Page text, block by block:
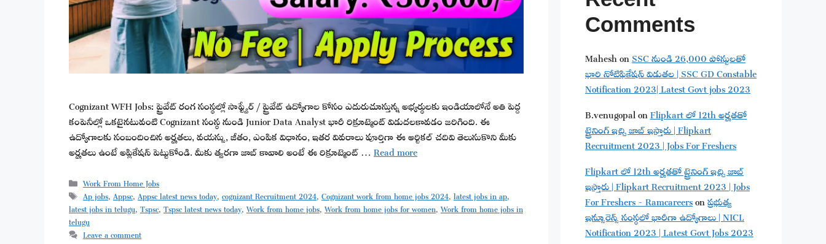
Cognizant WFH Jobs: ప్రైవేట్ రంగ సంస్థల్లో సాఫ్ట్వేర్ / ప్రైవేట్ ఉద్యోగాల కోసం ఎదురుచూస్తున్న అభ్యర్థులకు ఇండియాలోనే అతి పెద్ద
కంపెనీల్లో ఒకటైనటువంటి Cognizant సంస్థ నుండి Junior Data Analyst భారీ రిక్రూట్మెంట్ విడుదలకావడం జరిగింది. ఈ
ఉద్యోగాలకు సంబందించిన అర్హతలు, వయస్సు, జీతం, ఎంపిక విధానం, ఇతర వివరాలు పూర్తిగా ఈ ఆర్టికల్ చదివి తెలుసుకొని మీకు
అర్హతలు ఉంటే అప్లికేషన్ పెట్టుకోండి. మీకు త్వరగా జాబ్ కావాలి అంటే ఈ రిక్రూట్మెంట్ …Read more
Categories
Work From Home Jobs
Tags
Ap jobs,Appsc,Appsc latest news today,cognizant Recruitment 2024,Cognizant work from home jobs 2024,latest jobs in ap,
latest jobs in telugu,Tspsc,Tspsc latest news today,Work from home jobs,Work from home jobs for women,Work from home jobs in
telugu
Leave a comment
Comments
MaheshonSSC నుండి 26,000 పోస్టులతో
భారి నోటిఫికేషన్ విడుతల | SSC GD Constable
Notification 2023| Latest Govt jobs 2023
B.venugopalonFlipkart లో 12th అర్హతతో
ట్రైనింగ్ ఇచ్చి జాబ్ ఇస్తారు | Flipkart
Recruitment 2023 | Jobs For Freshers
Flipkart లో 12th అర్హతతో ట్రైనింగ్ ఇచ్చి జాబ్
ఇస్తారు | Flipkart Recruitment 2023 | Jobs
For Freshers - Ramcareersonప్రభుత్వ
ఇన్సూరెన్స్ సంస్థలో భారీగా ఉద్యోగాలు | NICL
Notification 2023 | Latest Govt Jobs 2023